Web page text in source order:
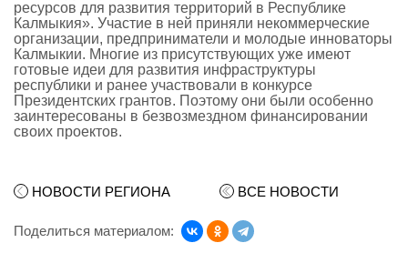
ресурсов для развития территорий в Республике
Калмыкия». Участие в ней приняли некоммерческие
организации, предприниматели и молодые инноваторы
Калмыкии. Многие из присутствующих уже имеют
готовые идеи для развития инфраструктуры
республики и ранее участвовали в конкурсе
Президентских грантов. Поэтому они были особенно
заинтересованы в безвозмездном финансировании
своих проектов.
НОВОСТИ РЕГИОНА ВСЕ НОВОСТИ
Поделиться материалом: